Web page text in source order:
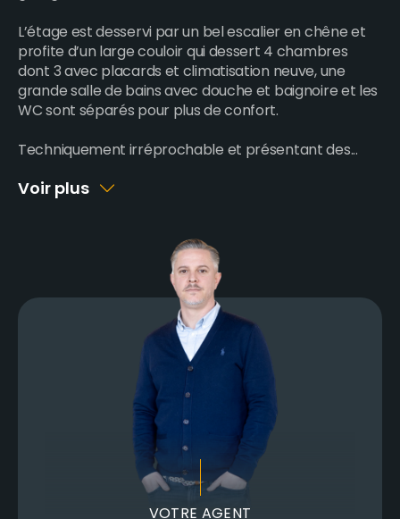
L’étage est desservi par un bel escalier en chêne et
profite d’un large couloir qui dessert 4 chambres
dont 3 avec placards et climatisation neuve, une
grande salle de bains avec douche et baignoire et les
WC sont séparés pour plus de confort.
Techniquement irréprochable et présentant des...
Voir plus
VOTRE AGENT